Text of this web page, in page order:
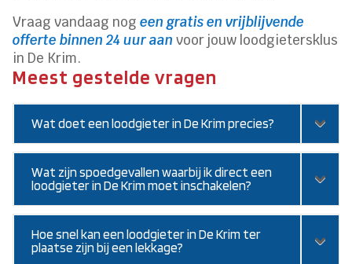
Vraag vandaag nogeen gratis en vrijblijvende
offerte binnen 24 uur aan voor jouw loodgietersklus
in De Krim.
Meest gestelde vragen
Wat doet een loodgieter in De Krim precies?
Wat zijn spoedgevallen waarbij ik direct een
loodgieter in De Krim moet inschakelen?
Hoe snel kan een loodgieter in De Krim ter
plaatse zijn bij een lekkage?